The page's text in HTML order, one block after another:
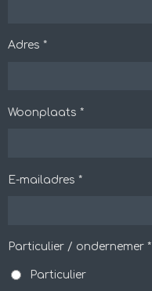
Adres *
Woonplaats *
E-mailadres *
Particulier / ondernemer *
Particulier